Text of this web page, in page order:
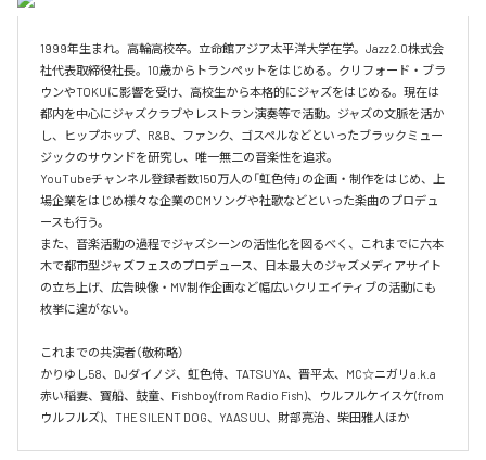
1999年生まれ。高輪高校卒。立命館アジア太平洋大学在学。Jazz2.0株式会
社代表取締役社長。10歳からトランペットをはじめる。クリフォード・ブラ
ウンやTOKUに影響を受け、高校生から本格的にジャズをはじめる。現在は
都内を中心にジャズクラブやレストラン演奏等で活動。ジャズの文脈を活か
し、ヒップホップ、R&B、ファンク、ゴスペルなどといったブラックミュー
ジックのサウンドを研究し、唯一無二の音楽性を追求。
YouTubeチャンネル登録者数150万人の「虹色侍」の企画・制作をはじめ、上
場企業をはじめ様々な企業のCMソングや社歌などといった楽曲のプロデュ
ースも行う。
また、音楽活動の過程でジャズシーンの活性化を図るべく、これまでに六本
木で都市型ジャズフェスのプロデュース、日本最大のジャズメディアサイト
の立ち上げ、広告映像・MV制作企画など幅広いクリエイティブの活動にも
枚挙に遑がない。
これまでの共演者（敬称略）
かりゆし58、DJダイノジ、虹色侍、TATSUYA、晋平太、MC☆ニガリa.k.a
赤い稲妻、寶船、鼓童、Fishboy(from Radio Fish)、ウルフルケイスケ(from
ウルフルズ)、THE SILENT DOG、YAASUU、財部亮治、柴田雅人ほか